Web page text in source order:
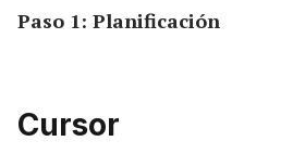
Paso 1: Planificación
Cursor